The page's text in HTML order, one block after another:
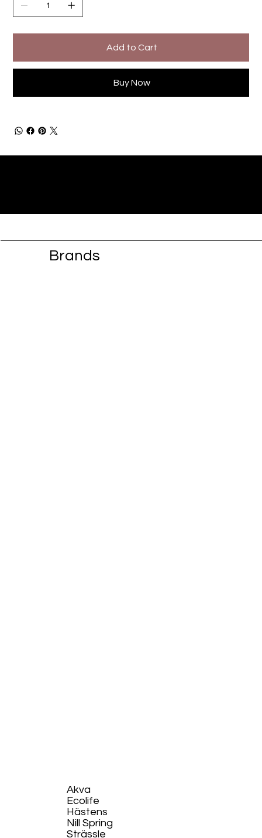
Add to Cart
Buy Now
Brands
Akva
Ecolife​
Hästens
Nill Spring
Strässle